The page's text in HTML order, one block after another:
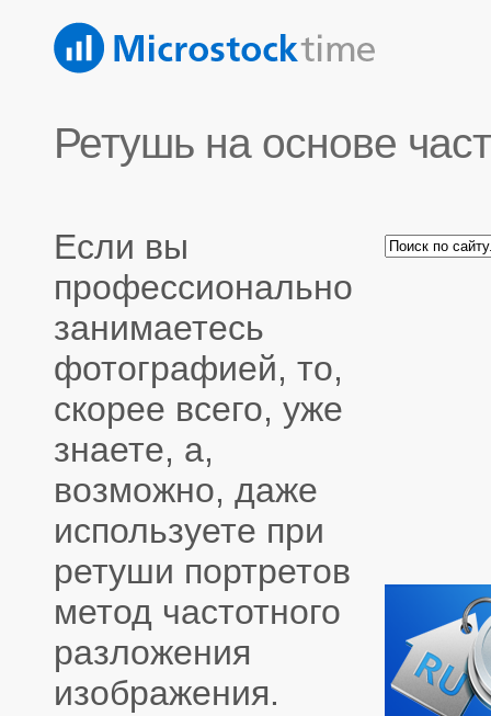
Ретушь на основе
Если вы
профессионально
занимаетесь
фотографией, то,
скорее всего, уже
знаете, а,
возможно, даже
используете при
ретуши портретов
метод частотного
разложения
изображения.